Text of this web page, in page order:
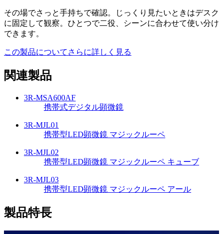
その場でさっと手持ちで確認。じっくり見たいときはデスク
に固定して観察。ひとつで二役、シーンに合わせて使い分け
できます。
この製品についてさらに詳しく見る
関連製品
3R-MSA600AF
携帯式デジタル顕微鏡
3R-MJL01
携帯型LED顕微鏡 マジックルーペ
3R-MJL02
携帯型LED顕微鏡 マジックルーペ キューブ
3R-MJL03
携帯型LED顕微鏡 マジックルーペ アール
製品特長